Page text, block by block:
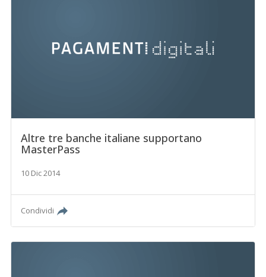
Altre tre banche italiane supportano
MasterPass
10 Dic 2014
Condividi